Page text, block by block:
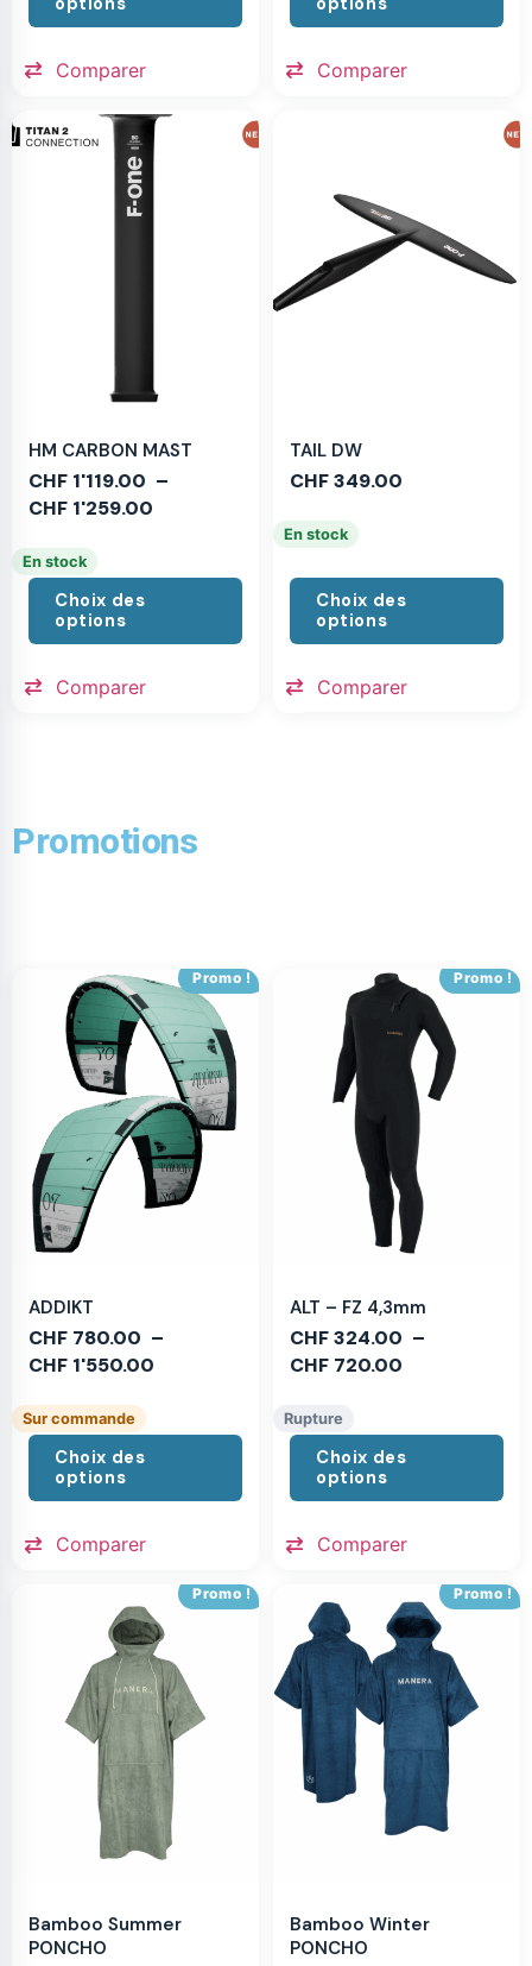
Comparer Comparer
HM CARBON MAST
CHF 1'119.00 –
CHF 1'259.00
En stock
Choix des
options
Comparer
TAIL DW
CHF349.00
En stock
Choix des
options
Comparer
Promotions
Promo !
ADDIKT
CHF 780.00 –
CHF 1'550.00
Sur commande
Choix des
options
Comparer
Promo !
ALT – FZ 4,3mm
CHF324.00 –
CHF 720.00
Rupture
Choix des
options
Comparer
Promo !
Bamboo Summer
PONCHO
Promo !
Bamboo Winter
PONCHO